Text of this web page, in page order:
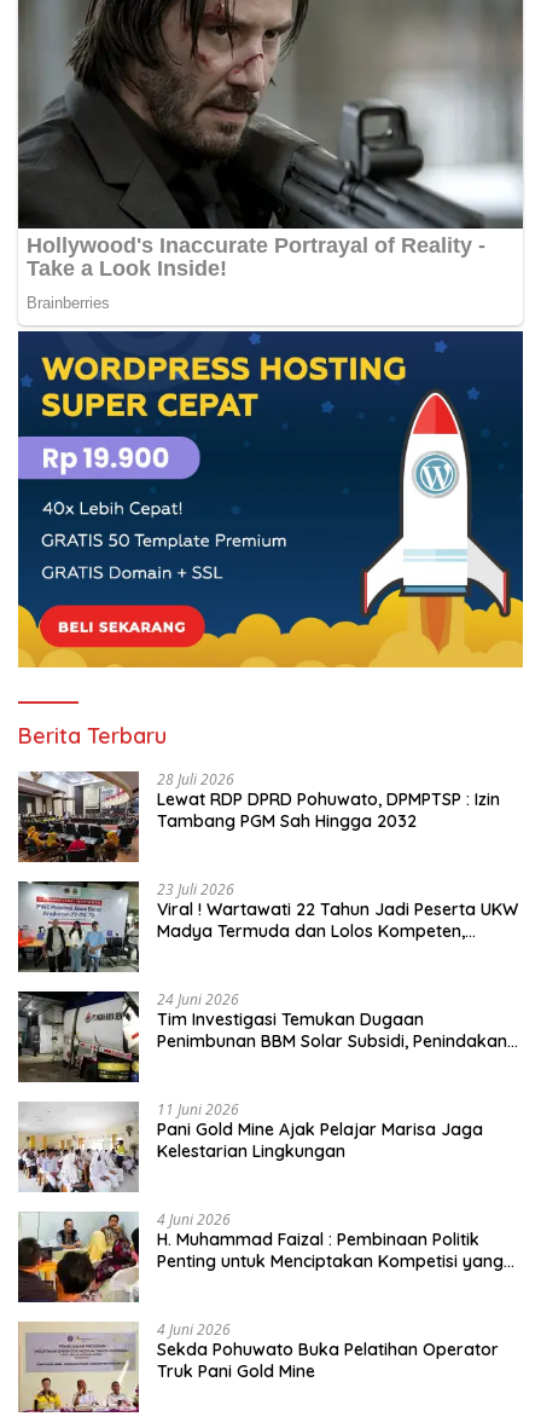
Berita Terbaru
28 Juli 2026
Lewat RDP DPRD Pohuwato, DPMPTSP : Izin
Tambang PGM Sah Hingga 2032
23 Juli 2026
Viral ! Wartawati 22 Tahun Jadi Peserta UKW
Madya Termuda dan Lolos Kompeten,
24 Juni 2026
Tim Investigasi Temukan Dugaan
Penimbunan BBM Solar Subsidi, Penindakan
11 Juni 2026
Pani Gold Mine Ajak Pelajar Marisa Jaga
Kelestarian Lingkungan
4 Juni 2026
H. Muhammad Faizal : Pembinaan Politik
Penting untuk Menciptakan Kompetisi yang
4 Juni 2026
Sekda Pohuwato Buka Pelatihan Operator
Truk Pani Gold Mine